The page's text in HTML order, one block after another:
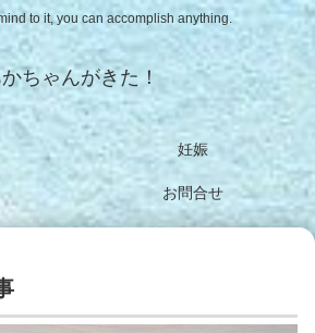
to it, you can accomplish anything.
ちゃんがきた！
妊娠
お問合せ